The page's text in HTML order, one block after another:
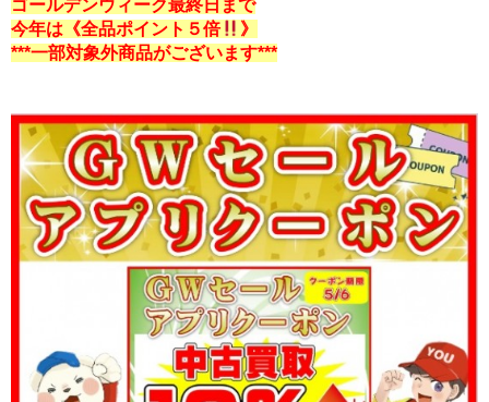
ゴールデンウィーク最終日まで
今年は《全品ポイント５倍
》
***一部対象外商品がございます***